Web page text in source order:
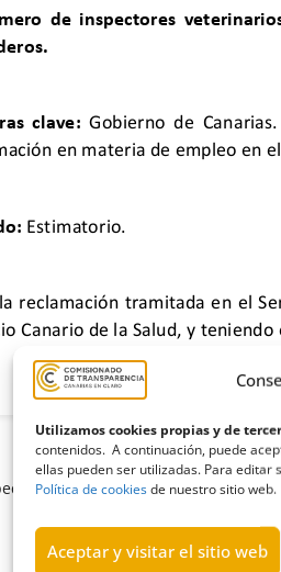
Utilizamos cookies propias y de
contenidos. A continuación, puede
ellas pueden ser utilizadas. Para
Política de cookiesde nuestro sitio web.
Aceptar y visitar el sitio web
veterinarios,mataderos,plan